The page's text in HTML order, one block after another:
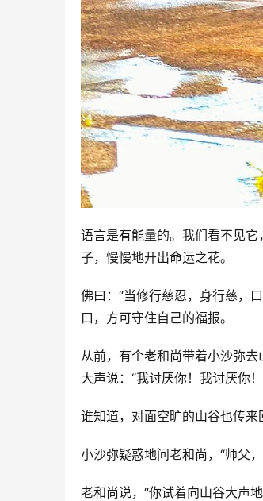
语言是有能量的。我们看不见
子，慢慢地开出命运之花。
佛曰：“当修行慈忍，身行慈，
口，方可守住自己的福报。
从前，有个老和尚带着小沙弥
大声说：“我讨厌你！我讨厌你
谁知道，对面空旷的山谷也传来
小沙弥疑惑地问老和尚，“师父
老和尚说，“你试着向山谷大声地